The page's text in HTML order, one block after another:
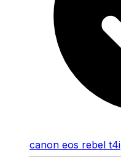
canon eos rebel t4i